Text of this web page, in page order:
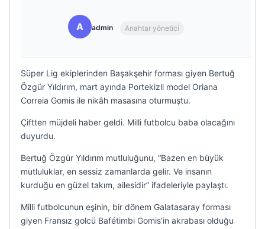
A admin Anahtar yönetici
Süper Lig ekiplerinden Başakşehir forması giyen Bertuğ
Özgür Yıldırım, mart ayında Portekizli model Oriana
Correia Gomis ile nikâh masasına oturmuştu.
Çiftten müjdeli haber geldi. Milli futbolcu baba olacağını
duyurdu.
Bertuğ Özgür Yıldırım mutluluğunu, “Bazen en büyük
mutluluklar, en sessiz zamanlarda gelir. Ve insanın
kurduğu en güzel takım, ailesidir” ifadeleriyle paylaştı.
Milli futbolcunun eşinin, bir dönem Galatasaray forması
giyen Fransız golcü Bafétimbi Gomis’in akrabası olduğu